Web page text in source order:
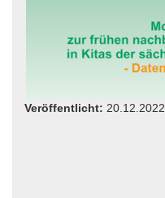
Veröffentlicht: 20.12.2022